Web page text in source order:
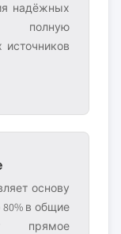
надёжных
полную
основу
в общие
прямое